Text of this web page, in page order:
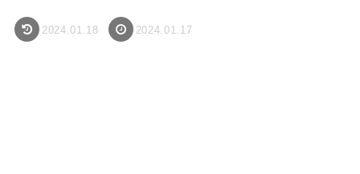
2024.01.18 2024.01.17